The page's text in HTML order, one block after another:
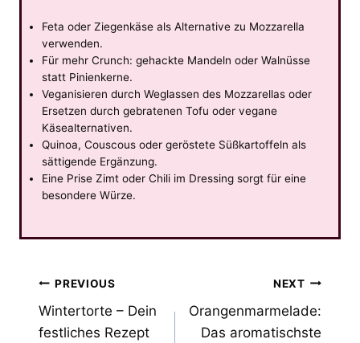
Feta oder Ziegenkäse als Alternative zu Mozzarella
verwenden.
Für mehr Crunch: gehackte Mandeln oder Walnüsse
statt Pinienkerne.
Veganisieren durch Weglassen des Mozzarellas oder
Ersetzen durch gebratenen Tofu oder vegane
Käsealternativen.
Quinoa, Couscous oder geröstete Süßkartoffeln als
sättigende Ergänzung.
Eine Prise Zimt oder Chili im Dressing sorgt für eine
besondere Würze.
Post
navigation
PREVIOUS
Wintertorte – Dein
festliches Rezept
NEXT
Orangenmarmelade:
Das aromatischste